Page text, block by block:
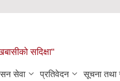
सदिक्षा"
सेवा प्रतिवेदन सूचना तथा